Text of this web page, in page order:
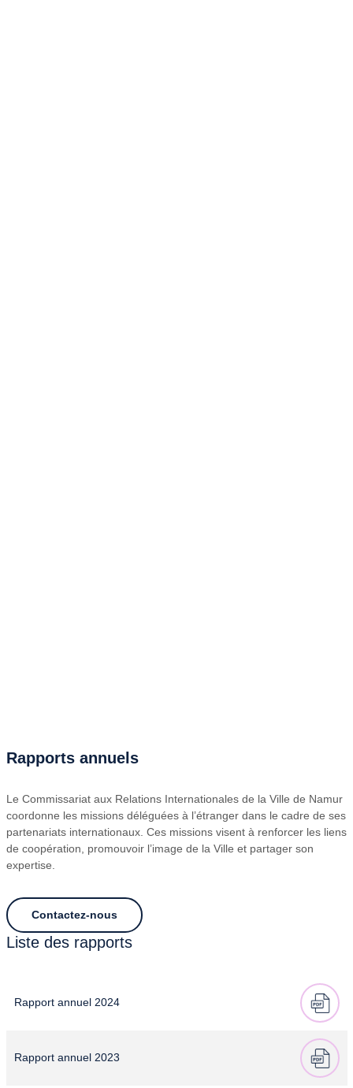
Rapports annuels
Le Commissariat aux Relations Internationales de la Ville de Namur
coordonne les missions déléguées à l’étranger dans le cadre de ses
partenariats internationaux. Ces missions visent à renforcer les liens
de coopération, promouvoir l’image de la Ville et partager son
expertise.
Contactez-nous
Liste des rapports
Rapport annuel 2024
Rapport annuel 2023